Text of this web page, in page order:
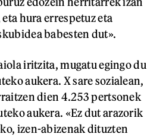
hura errespetuz eta
babesten dut».
iritzita, mugatu egingo du
aukera. X sare sozialean,
dien 4.253 pertsonek
aukera. «Ez dut arazorik
izen-abizenak dituzten